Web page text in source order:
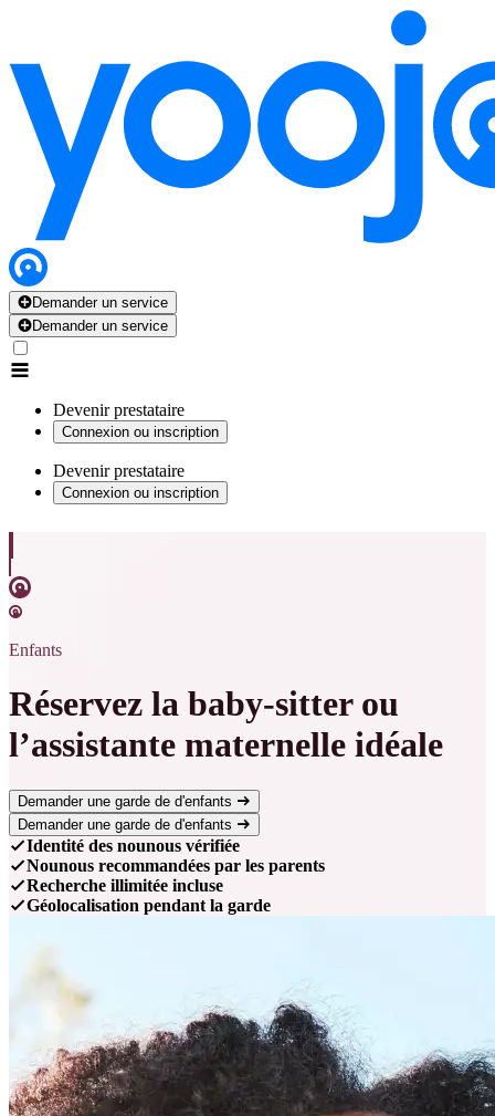
Demander un service
Demander un service
Devenir prestataire
Connexion ou inscription
Devenir prestataire
Connexion ou inscription
Enfants
Réservez la baby-sitter ou
l’assistante maternelle idéale
Demander une garde de d'enfants
Demander une garde de d'enfants
Identité des nounous vérifiée
Nounous recommandées par les parents
Recherche illimitée incluse
Géolocalisation pendant la garde